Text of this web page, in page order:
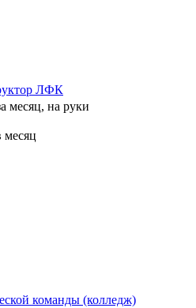
ЛФК
месяц, на руки
месяц
команды (колледж)